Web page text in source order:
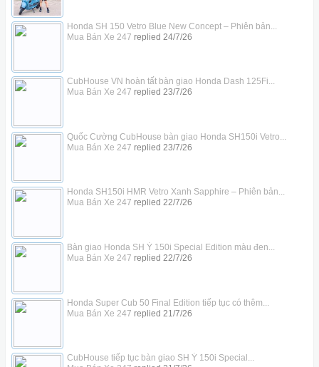
Honda SH 150 Vetro Blue New Concept – Phiên bản...
Mua Bán Xe 247 replied 24/7/26
CubHouse VN hoàn tất bàn giao Honda Dash 125Fi...
Mua Bán Xe 247 replied 23/7/26
Quốc Cường CubHouse bàn giao Honda SH150i Vetro...
Mua Bán Xe 247 replied 23/7/26
Honda SH150i HMR Vetro Xanh Sapphire – Phiên bản...
Mua Bán Xe 247 replied 22/7/26
Bàn giao Honda SH Ý 150i Special Edition màu đen...
Mua Bán Xe 247 replied 22/7/26
Honda Super Cub 50 Final Edition tiếp tục có thêm...
Mua Bán Xe 247 replied 21/7/26
CubHouse tiếp tục bàn giao SH Ý 150i Special...